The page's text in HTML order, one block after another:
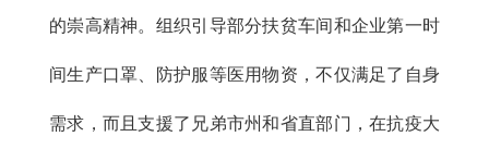
的崇高精神。组织引导部分扶贫车间和企业第一时
间生产口罩、防护服等医用物资，不仅满足了自身
需求，而且支援了兄弟市州和省直部门，在抗疫大